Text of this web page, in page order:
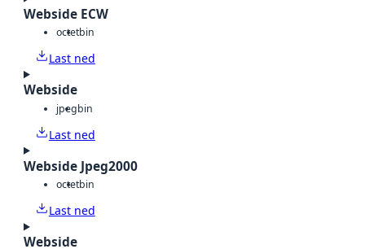
Webside ECW
octetbin
Last ned
Webside
jpegbin
Last ned
Webside Jpeg2000
octetbin
Last ned
Webside